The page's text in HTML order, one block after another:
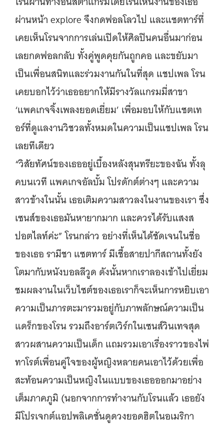
ผ่านหน้า explore จึงกดฟอลโลวไป และแซตทาร์ที่
เคยเห็นโรนจากการเล่นเปิดให้ศิลปินคนอื่นมาก่อน
เลยกดฟอลกลับ ทั้งคู่พูดคุยกันถูกคอ และขยับมา
เป็นเพื่อนสนิทและร่วมงานกันในที่สุด แชปเพล โรน
เคยบอกไว้ว่าเธออยากให้มีรางวัลแกรมมี่สาขา
‘แพคเกจจิ้งเพลงยอดเยี่ยม’ เพื่อมอบให้กับแซตเท
อร์ที่ดูแลงานวิชวลทั้งหมดในความเป็นแชปเพล โรน
เลยทีเดียว
“วิสัยทัศน์ของเธออยู่เบื้องหลังสุนทรียะของฉัน ทั้งลุ
คบนเวที แพคเกจอัลบั้ม โปรดักต์ต่างๆ และความ
สาวข้างในนั้น เธอเติมความสาวลงในงานของเรา ซึ่ง
เซนส์ของเธอมันหายากมาก และควรได้รับแสงส
ปอตไลท์ค่ะ” โรนกล่าว อย่างที่เห็นได้ชัดเจนในชื่อ
ของเธอ รามีชา แซตทาร์ มีเชื้อสายปากีสถานทั้งยัง
โตมากับหนังบอลลีวูด ดังนั้นหากเราลองเข้าไปเยี่ยม
ชมผลงานในเว็บไซต์ของเธอเราก็จะเห็นการหยิบเอา
ความเป็นภารตะมารวมอยู่กับภาพลักษณ์ความเป็น
แดร็กของโรน รวมถึงอาร์ตเวิร์กในเซนส์วินเทจสุด
สาวผสานความเป็นเด็ก แถมรวมเอาเรื่องราวของไพ่
ทาโรต์เพื่อนคู่ใจของผู้หญิงหลายคนเอาไว้ด้วยเพื่อ
สะท้อนความเป็นหญิงในแบบของเธอออกมาอย่าง
เต็มภาคภูมิ (นอกจากการทำงานกับโรนแล้ว เธอยัง
มีโปรเจกต์แอปพลิเคชั่นดูดวงยอดฮิตในอเมริกา